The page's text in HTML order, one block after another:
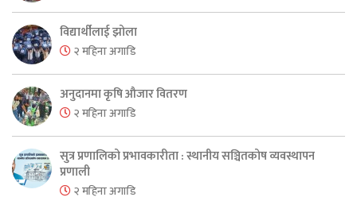
विद्यार्थीलाई झोला
२ महिना अगाडि
अनुदानमा कृषि औजार वितरण
२ महिना अगाडि
सुत्र प्रणालिको प्रभावकारीता : स्थानीय सञ्चितकोष व्यवस्थापन
प्रणाली
२ महिना अगाडि